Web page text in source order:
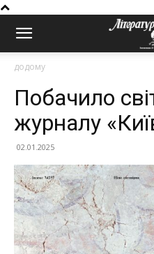
додому
Побачило
журналу
02.01.2025